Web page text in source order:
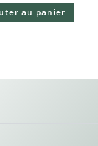
au panier